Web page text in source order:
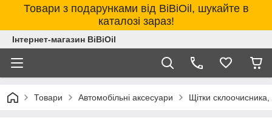
Товари з подарунками від BiBiOil, шукайте в
каталозі зараз!
Інтернет-магазин BiBiOil
Товари Автомобільні аксесуари Щітки склоочисника,